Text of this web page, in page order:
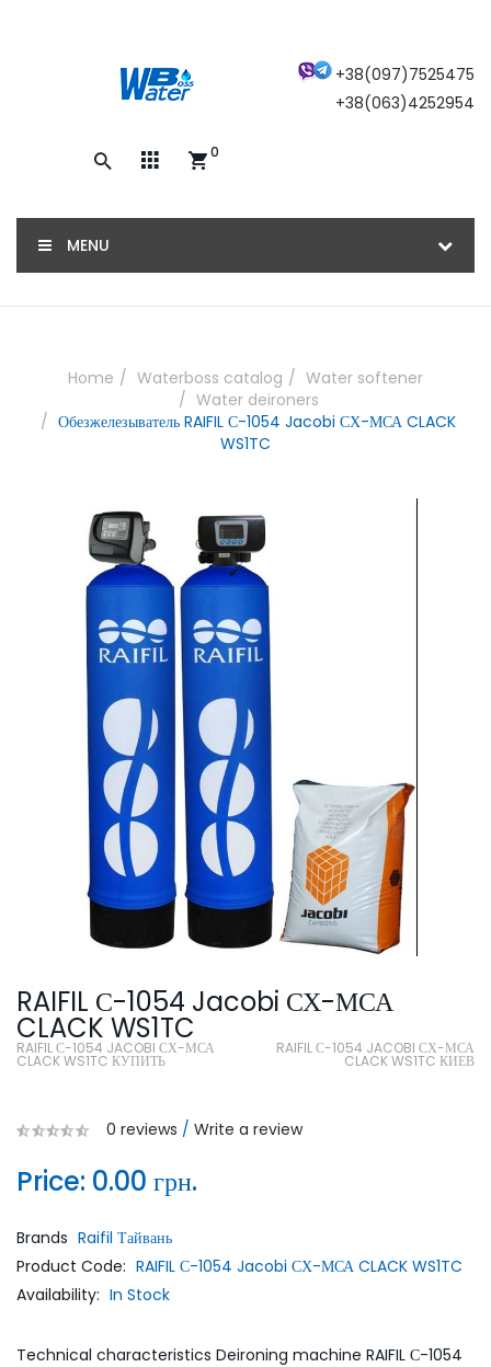
+38(097)7525475
+38(063)4252954
0
MENU
Home Waterboss catalog
Water softener
Water deironers
Обезжелезыватель RAIFIL С-1054 Jacobi СХ-МСА CLACK
WS1TC
RAIFIL С-1054 Jacobi СХ-МСА
CLACK WS1TC
RAIFIL С-1054 JACOBI СХ-МСА
CLACK WS1TC КУПИТЬ
RAIFIL С-1054 JACOBI СХ-МСА
CLACK WS1TC КИЕВ
0 reviews / Write a review
Price: 0.00 грн.
Brands Raifil Тайвань
Product Code: RAIFIL С-1054 Jacobi СХ-МСА CLACK WS1TC
Availability: In Stock
Technical characteristics Deironing machine RAIFIL С-1054
Закажите обратный звонок, и наш
ОТПРАВИТЬ
SmartLid